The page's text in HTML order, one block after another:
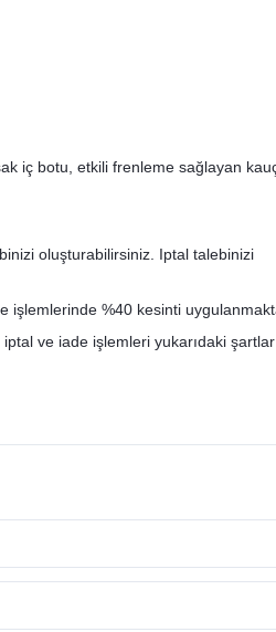
iç botu, etkili frenleme sağlayan
oluşturabilirsiniz. Iptal talebinizi
işlemlerinde %40 kesinti
iptal ve iade işlemleri yukarıdaki şartlar